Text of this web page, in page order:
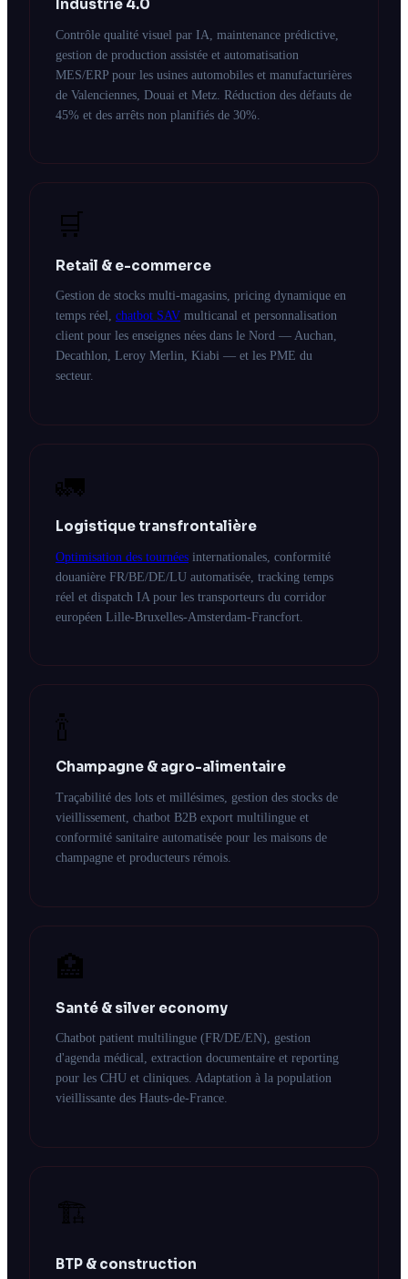
Industrie 4.0
Contrôle qualité visuel par IA, maintenance prédictive,
gestion de production assistée et automatisation
MES/ERP pour les usines automobiles et manufacturières
de Valenciennes, Douai et Metz. Réduction des défauts de
45% et des arrêts non planifiés de 30%.
🛒
Retail & e-commerce
Gestion de stocks multi-magasins, pricing dynamique en
temps réel, chatbot SAV multicanal et personnalisation
client pour les enseignes nées dans le Nord — Auchan,
Decathlon, Leroy Merlin, Kiabi — et les PME du
secteur.
🚛
Logistique transfrontalière
Optimisation des tournées internationales, conformité
douanière FR/BE/DE/LU automatisée, tracking temps
réel et dispatch IA pour les transporteurs du corridor
européen Lille-Bruxelles-Amsterdam-Francfort.
🍾
Champagne & agro-alimentaire
Traçabilité des lots et millésimes, gestion des stocks de
vieillissement, chatbot B2B export multilingue et
conformité sanitaire automatisée pour les maisons de
champagne et producteurs rémois.
🏥
Santé & silver economy
Chatbot patient multilingue (FR/DE/EN), gestion
d'agenda médical, extraction documentaire et reporting
pour les CHU et cliniques. Adaptation à la population
vieillissante des Hauts-de-France.
🏗️
BTP & construction